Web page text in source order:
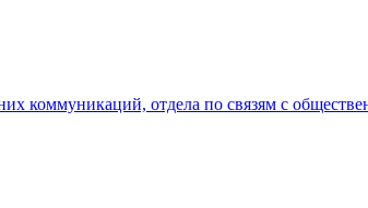
коммуникаций, отдела по связям с